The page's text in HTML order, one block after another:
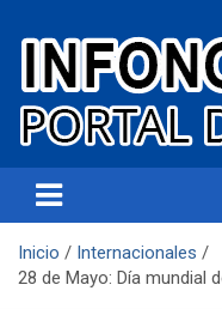
Infonoa
Inicio
Internacionales
28 de Mayo: Día mundial